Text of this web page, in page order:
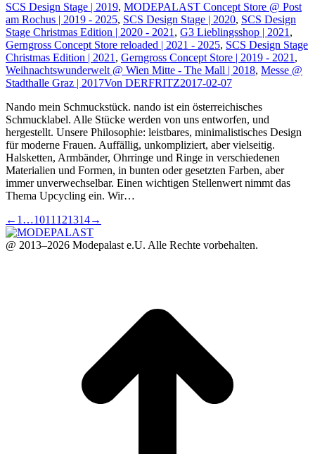
SCS Design Stage | 2019, MODEPALAST Concept Store @ Post
am Rochus | 2019 - 2025, SCS Design Stage | 2020, SCS Design
Stage Christmas Edition | 2020 - 2021 , G3 Lieblingsshop | 2021 ,
Gerngross Concept Store reloaded | 2021 - 2025, SCS Design Stage
Christmas Edition | 2021 , Gerngross Concept Store | 2019 - 2021 ,
Weihnachtswunderwelt @ Wien Mitte - The Mall | 2018, Messe @
Stadthalle Graz | 2017Von DERFRITZ2017-02-07
Nando mein Schmuckstück. nando ist ein österreichisches
Schmucklabel. Alle Stücke werden von uns entworfen, und
hergestellt. Unsere Philosophie: leistbares, minimalistisches Design
für moderne Frauen. Auffällig, unkompliziert, aber vielseitig.
Halsketten, Armbänder, Ohrringe und Ringe in verschiedenen
Materialien und Formen, in bunten oder gesetzten Farben, aber
immer unverwechselbar. Einen wichtigen Stellenwert nimmt das
Thema Upcycling ein. Wir…
← 1 …1011 121314→
@ 2013–2026 Modepalast e.U. Alle Rechte vorbehalten.